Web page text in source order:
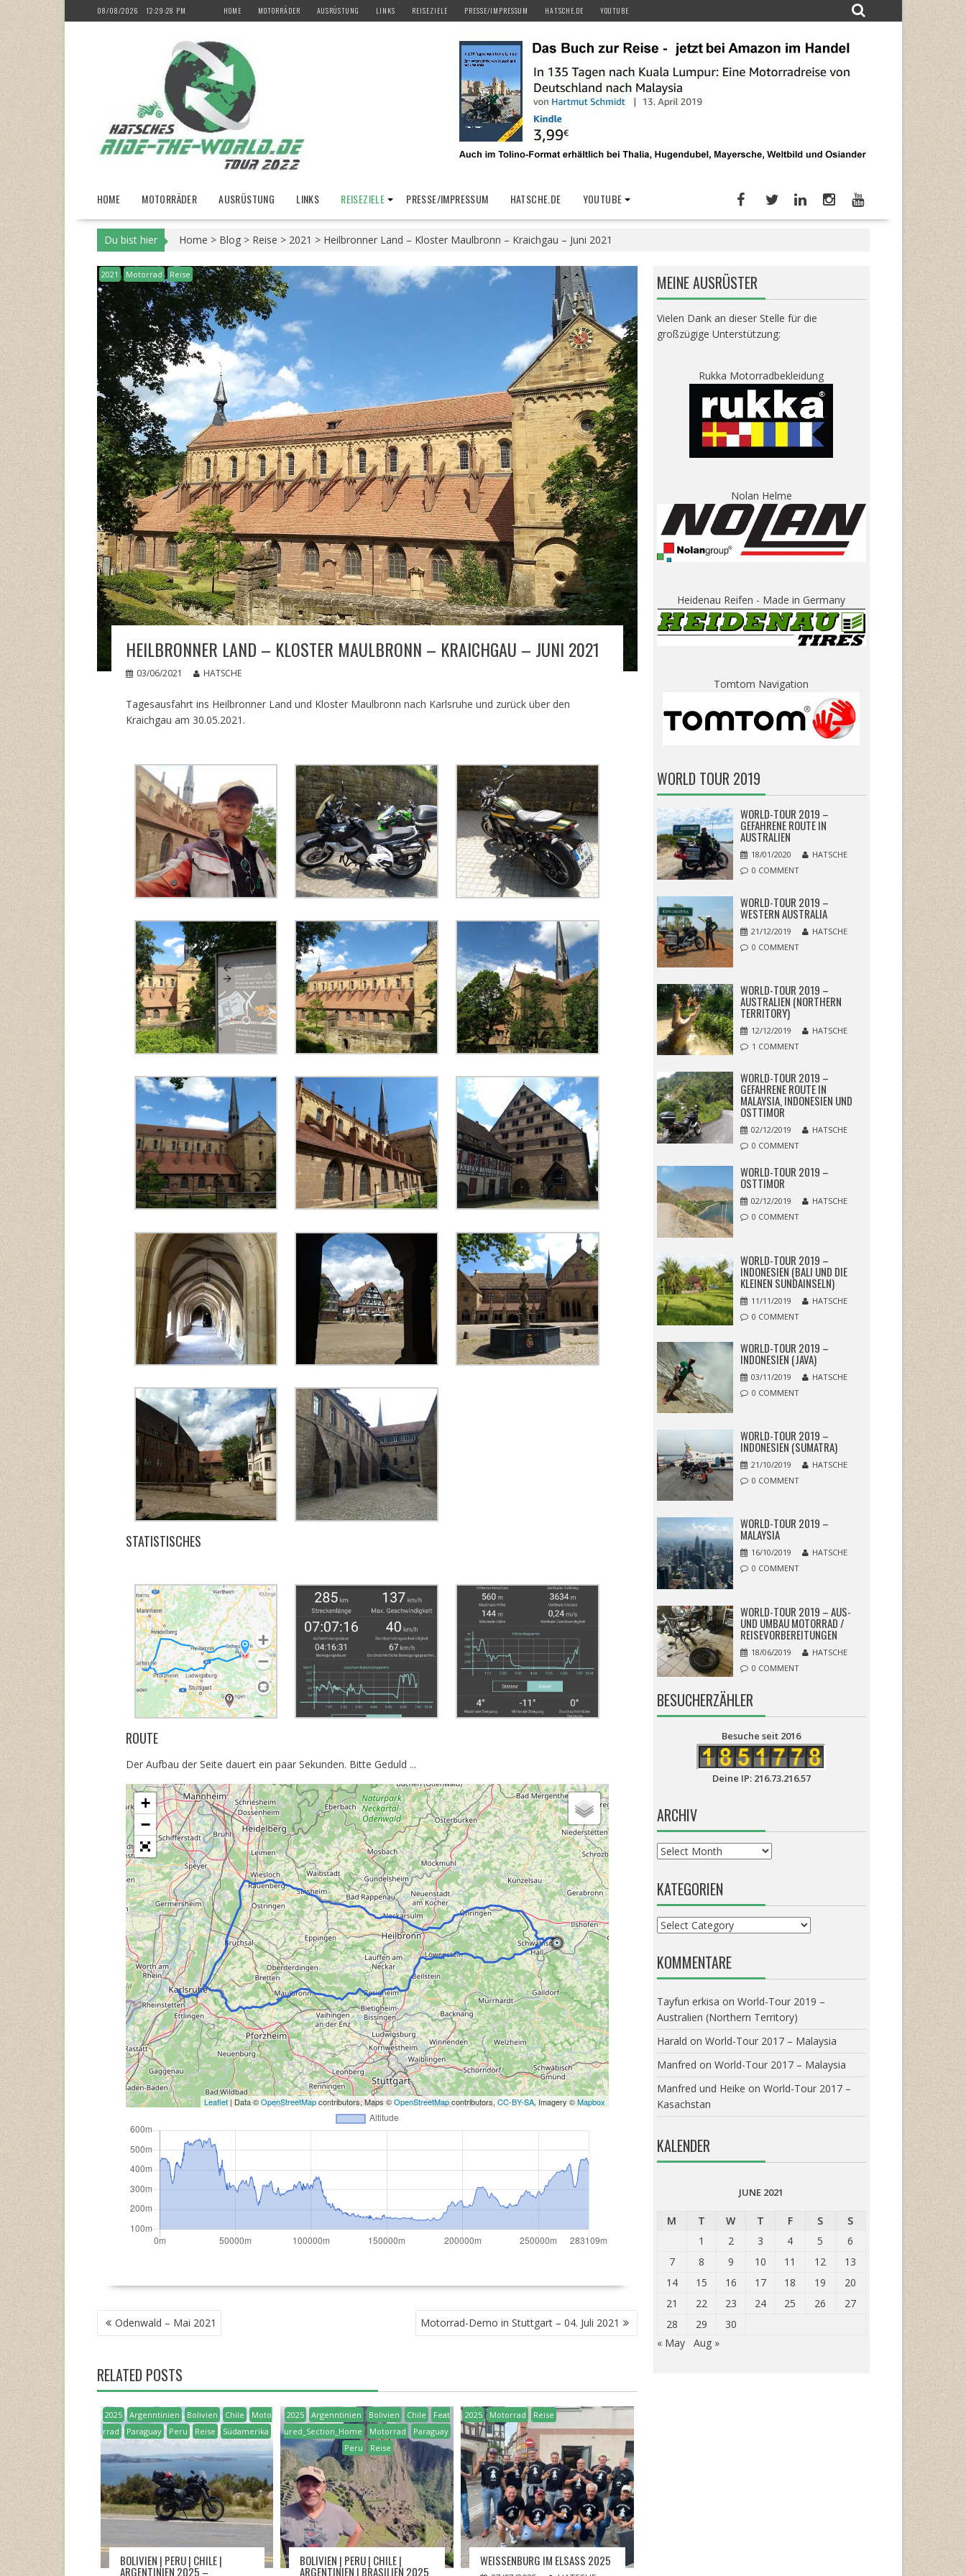
to
08/08/2026 12:29:30 PM HOME MOTORRÄDER AUSRÜSTUNG LINKS REISEZIELE PRESSE/IMPRESSUM HATSCHE.DE YOUTUBE
HOME MOTORRÄDER AUSRÜSTUNG LINKS REISEZIELE PRESSE/IMPRESSUM HATSCHE.DE YOUTUBE
Du bist hier Home > Blog > Reise > 2021 > Heilbronner Land – Kloster Maulbronn – Kraichgau – Juni 2021
2021 Motorrad Reise
HEILBRONNER LAND – KLOSTER MAULBRONN – KRAICHGAU – JUNI 2021
03/06/2021 HATSCHE
Tagesausfahrt ins Heilbronner Land und Kloster Maulbronn nach Karlsruhe und zurück über den
Kraichgau am 30.05.2021.
STATISTISCHES
ROUTE
Der Aufbau der Seite dauert ein paar Sekunden. Bitte Geduld ...
+
−
Leaflet | Data ©OpenStreetMapcontributors, Maps ©OpenStreetMapcontributors, CC-BY-SA, Imagery ©Mapbox
POST
NAVIGATION
Odenwald – Mai 2021 Motorrad-Demo in Stuttgart – 04. Juli 2021
RELATED POSTS
2025 Argenntinien Bolivien Chile
Moto
rrad
Paraguay Peru Reise Südamerika
BOLIVIEN | PERU | CHILE |
ARGENTINIEN 2025 –
2025 Argenntinien Bolivien Chile
Feat
ured_Section_Home
Motorrad
Paraguay
Peru
Reise
BOLIVIEN | PERU | CHILE |
ARGENTINIEN | BRASILIEN 2025
2025 Motorrad Reise
WEISSENBURG IM ELSASS 2025
MEINE AUSRÜSTER
Vielen Dank an dieser Stelle für die
großzügige Unterstützung:
Rukka Motorradbekleidung
Nolan Helme
Heidenau Reifen - Made in Germany
Tomtom Navigation
WORLD TOUR 2019
WORLD-TOUR 2019 –
GEFAHRENE ROUTE IN
AUSTRALIEN
18/01/2020
HATSCHE
0 COMMENT
WORLD-TOUR 2019 –
WESTERN AUSTRALIA
21/12/2019
HATSCHE
0 COMMENT
WORLD-TOUR 2019 –
AUSTRALIEN (NORTHERN
TERRITORY)
12/12/2019
HATSCHE
1 COMMENT
WORLD-TOUR 2019 –
GEFAHRENE ROUTE IN
MALAYSIA, INDONESIEN UND
OSTTIMOR
02/12/2019
HATSCHE
0 COMMENT
WORLD-TOUR 2019 –
OSTTIMOR
02/12/2019
HATSCHE
0 COMMENT
WORLD-TOUR 2019 –
INDONESIEN (BALI UND DIE
KLEINEN SUNDAINSELN)
11/11/2019
HATSCHE
0 COMMENT
WORLD-TOUR 2019 –
INDONESIEN (JAVA)
03/11/2019
HATSCHE
0 COMMENT
WORLD-TOUR 2019 –
INDONESIEN (SUMATRA)
21/10/2019
HATSCHE
0 COMMENT
WORLD-TOUR 2019 –
MALAYSIA
16/10/2019
HATSCHE
0 COMMENT
WORLD-TOUR 2019 – AUS-
UND UMBAU MOTORRAD /
REISEVORBEREITUNGEN
18/06/2019
HATSCHE
0 COMMENT
BESUCHERZÄHLER
Besuche seit 2016
Deine IP: 216.73.216.57
ARCHIV
Archiv
KATEGORIEN
Kategorien
KOMMENTARE
Tayfun erkisa on World-Tour 2019 –
Australien (Northern Territory)
Harald on World-Tour 2017 – Malaysia
Manfred on World-Tour 2017 – Malaysia
Manfred und Heike on World-Tour 2017 –
Kasachstan
KALENDER
JUNE 2021
M T W T F S
S
1
2 3 4 5
6
7
8 9 10 11 12
13
14
15 16 17 18 19
20
21
22 23 24 25 26
27
28
29
30
« May
Aug »